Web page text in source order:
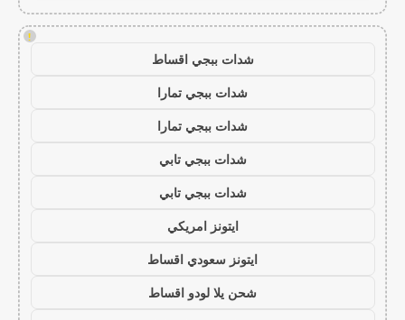
!
شدات ببجي اقساط
شدات ببجي تمارا
شدات ببجي تمارا
شدات ببجي تابي
شدات ببجي تابي
ايتونز امريكي
ايتونز سعودي اقساط
شحن يلا لودو اقساط